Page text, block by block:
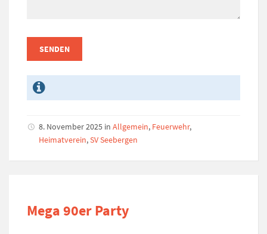
8. November 2025 in Allgemein, Feuerwehr,
Heimatverein,SV Seebergen
Mega 90er Party